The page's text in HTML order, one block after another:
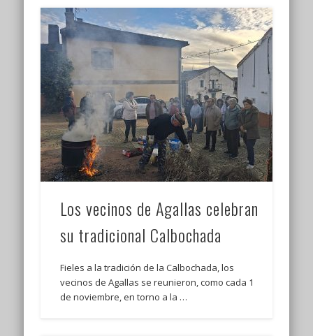
Los vecinos de Agallas celebran
su tradicional Calbochada
Fieles a la tradición de la Calbochada, los
vecinos de Agallas se reunieron, como cada 1
de noviembre, en torno a la …